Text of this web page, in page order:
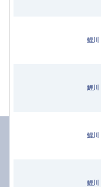
鯉
鯉
鯉
鯉